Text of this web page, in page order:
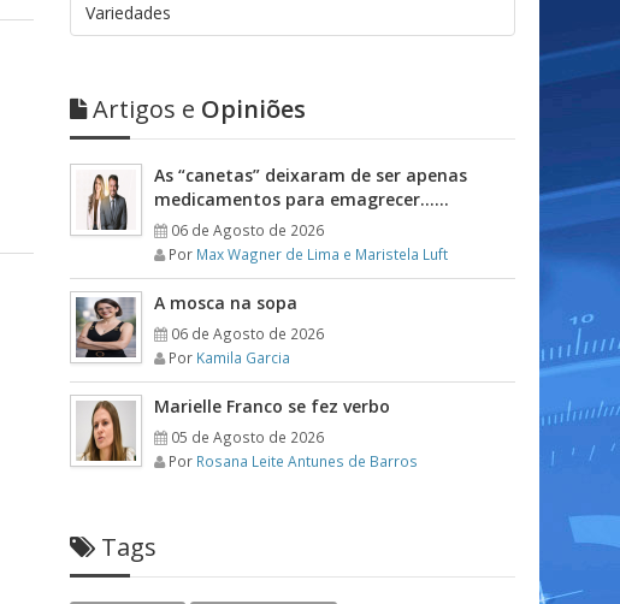
Variedades
Artigos e Opiniões
As “canetas” deixaram de ser apenas
medicamentos para emagrecer……
06 de Agosto de 2026
Por Max Wagner de Lima e Maristela Luft
A mosca na sopa
06 de Agosto de 2026
Por Kamila Garcia
Marielle Franco se fez verbo
05 de Agosto de 2026
Por Rosana Leite Antunes de Barros
Tags